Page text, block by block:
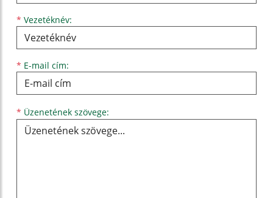
* Vezetéknév:
* E-mail cím:
* Üzenetének szövege: